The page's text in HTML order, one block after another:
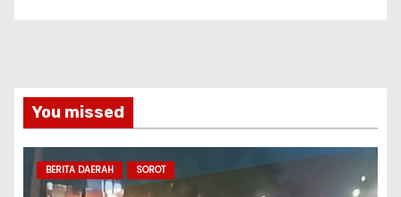
You missed
BERITA DAERAH SOROT